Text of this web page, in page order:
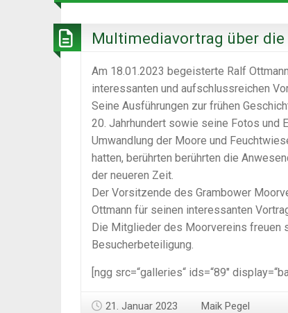
Multimediavortrag über
Am 18.01.2023 begeisterte Ralf
interessanten und aufschlussreichen
Seine Ausführungen zur frühen
20. Jahrhundert sowie seine Fotos und
Umwandlung der Moore und
hatten, berührten berührten die
der neueren Zeit.
Der Vorsitzende des Grambower
Ottmann für seinen interessanten
Die Mitglieder des Moorvereins freuen
Besucherbeteiligung.
[ngg src=“galleries“ ids=“89″
21. Januar 2023 Maik Pegel